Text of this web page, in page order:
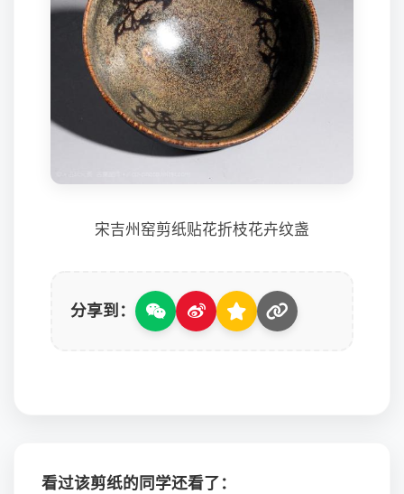
宋吉州窑剪纸贴花折枝花卉纹盏
分享到：
看过该剪纸的同学还看了：